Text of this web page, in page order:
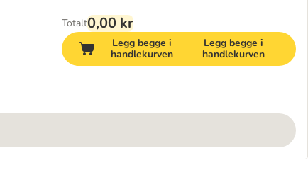
Totalt0,00 kr
Legg begge i
handlekurven
Legg begge i
handlekurven